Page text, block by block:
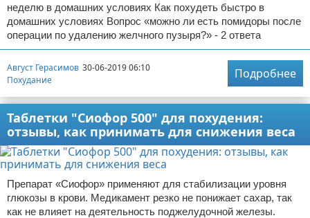
неделю в домашних условиях Как похудеть быстро в
домашних условиях Вопрос «можно ли есть помидоры после
операции по удалению желчного пузыря?» - 2 ответа
Август Герасимов 30-06-2019 06:10
Похудание
Подробнее
Таблетки "Сиофор 500" для похудения:
отзывы, как принимать для снижения веса
Препарат «Сиофор» применяют для стабилизации уровня
глюкозы в крови. Медикамент резко не понижает сахар, так
как не влияет на деятельность поджелудочной железы.